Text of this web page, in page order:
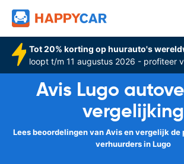
Tot 20% korting op huurauto's
loopt t/m 11 augustus 2026 - profiteer
Avis Lugo
vergelijking
Lees beoordelingen van Avis en vergelijk de
verhuurders in Lugo